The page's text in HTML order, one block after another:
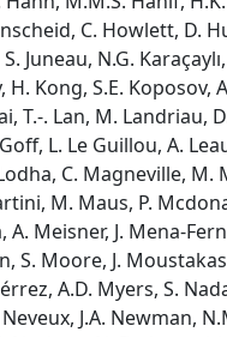
C. Howlett, D.
Juneau, N.G.
H. Kong, S.E. Koposov,
T.-. Lan, M. Landriau,
L. Le Guillou, A.
C. Magneville, M.
M. Maus, P.
A. Meisner, J. Mena-
S. Moore, J.
A.D. Myers, S.
J.A. Newman,